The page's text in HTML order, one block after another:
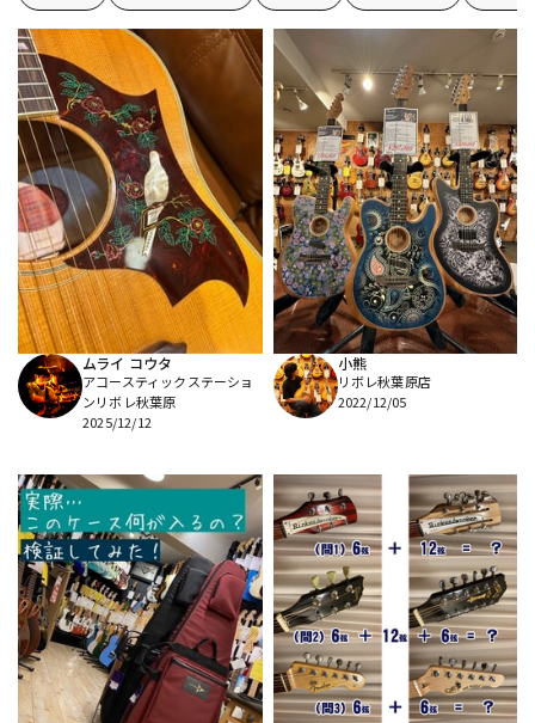
アンプ
DJ機器 DTM
DTM オンライン納品 レコーディング機器
配信/ライブ機器 楽器アクセサリ
中古 ヴィンテージ
ムライ コウタ
アコースティックステーショ
ンリボレ秋葉原
2025/12/12
小熊
リボレ秋葉原店
2022/12/05